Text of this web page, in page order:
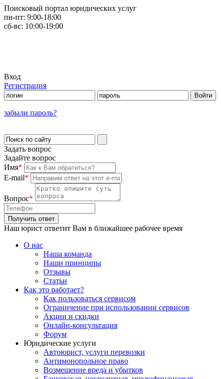
Поисковый портал юридических услуг
пн-пт: 9:00-18:00
сб-вс: 10:00-19:00
Вход
Регистрация
забыли пароль?
Задать вопрос
Задайте вопрос
Имя*
E-mail*
Вопрос*
Наш юрист ответит Вам в ближайшее рабочее время
О нас
Наша команда
Наши принципы
Отзывы
Статьи
Как это работает?
Как пользоваться сервисом
Ограничение при использовании сервисов
Акции и скидки
Онлайн-консультация
Форум
Юридические услуги
Автоюрист, услуги перевозки
Антимонопольное право
Возмещение вреда и убытков